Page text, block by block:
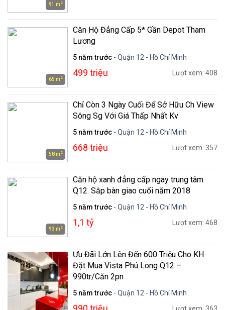
91 m 2
65 m 2
Căn Hộ Đẳng Cấp 5* Gần Depot Tham
Lương
5 năm trước - Quận 12 - Hồ Chí Minh
499 triệu Lượt xem: 408
58 m 2
Chỉ Còn 3 Ngày Cuối Để Sở Hữu Ch View
Sông Sg Với Giá Thấp Nhất Kv
5 năm trước - Quận 12 - Hồ Chí Minh
668 triệu Lượt xem: 357
93 m 2
Căn hộ xanh đẳng cấp ngay trung tâm
Q12. Sắp bàn giao cuối năm 2018
5 năm trước - Quận 12 - Hồ Chí Minh
1,1 tỷ Lượt xem: 468
Ưu Đãi Lớn Lên Đến 600 Triệu Cho KH
Đặt Mua Vista Phú Long Q12 –
990tr/Căn 2pn
5 năm trước - Quận 12 - Hồ Chí Minh